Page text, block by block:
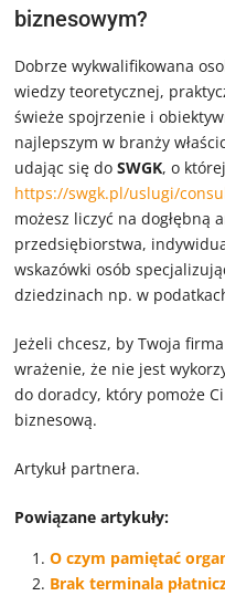
biznesowym?
Dobrze wykwalifikowana
wiedzy teoretycznej,
świeże spojrzenie i
najlepszym w branży
udając się doSWGK, o
https://swgk.pl/uslugi/
możesz liczyć na dogłębną
przedsiębiorstwa,
wskazówki osób
dziedzinach np. w
Jeżeli chcesz, by Twoja
wrażenie, że nie jest
do doradcy, który pomoże
biznesową.
Artykuł partnera.
Powiązane artykuły:
O czym pamiętać
Brak terminala